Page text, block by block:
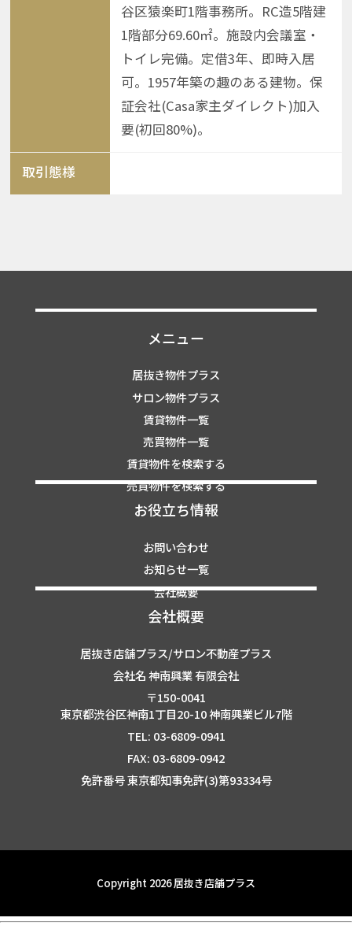
谷区猿楽町1階事務所。RC造5階建
1階部分69.60㎡。施設内会議室・
トイレ完備。定借3年、即時入居
可。1957年築の趣のある建物。保
証会社(Casa家主ダイレクト)加入
要(初回80%)。
取引態様
メニュー
居抜き物件プラス
サロン物件プラス
賃貸物件一覧
売買物件一覧
賃貸物件を検索する
売買物件を検索する
お役立ち情報
お問い合わせ
お知らせ一覧
会社概要
会社概要
居抜き店舗プラス/サロン不動産プラス
会社名 神南興業 有限会社
〒150-0041
東京都渋谷区神南1丁目20-10 神南興業ビル7階
TEL: 03-6809-0941
FAX: 03-6809-0942
免許番号 東京都知事免許(3)第93334号
Copyright 2026 居抜き店舗プラス